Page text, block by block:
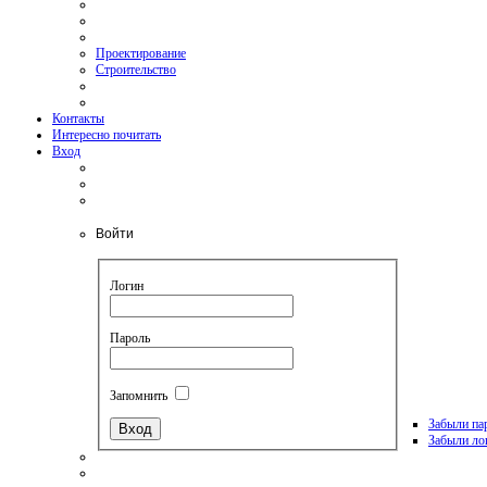
Проектирование
Строительство
Контакты
Интересно почитать
Вход
Войти
Логин
Пароль
Запомнить
Забыли
Забыли